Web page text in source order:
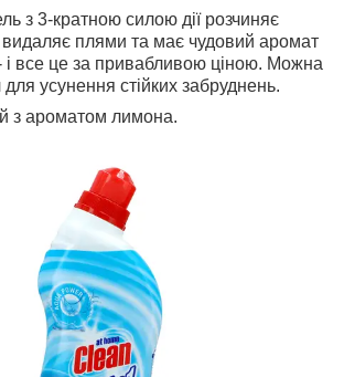
з 3-кратною силою дії розчиняє
видаляє плями та має чудовий аромат
і все це за привабливою ціною. Можна
усунення стійких забруднень.
з ароматом лимона.